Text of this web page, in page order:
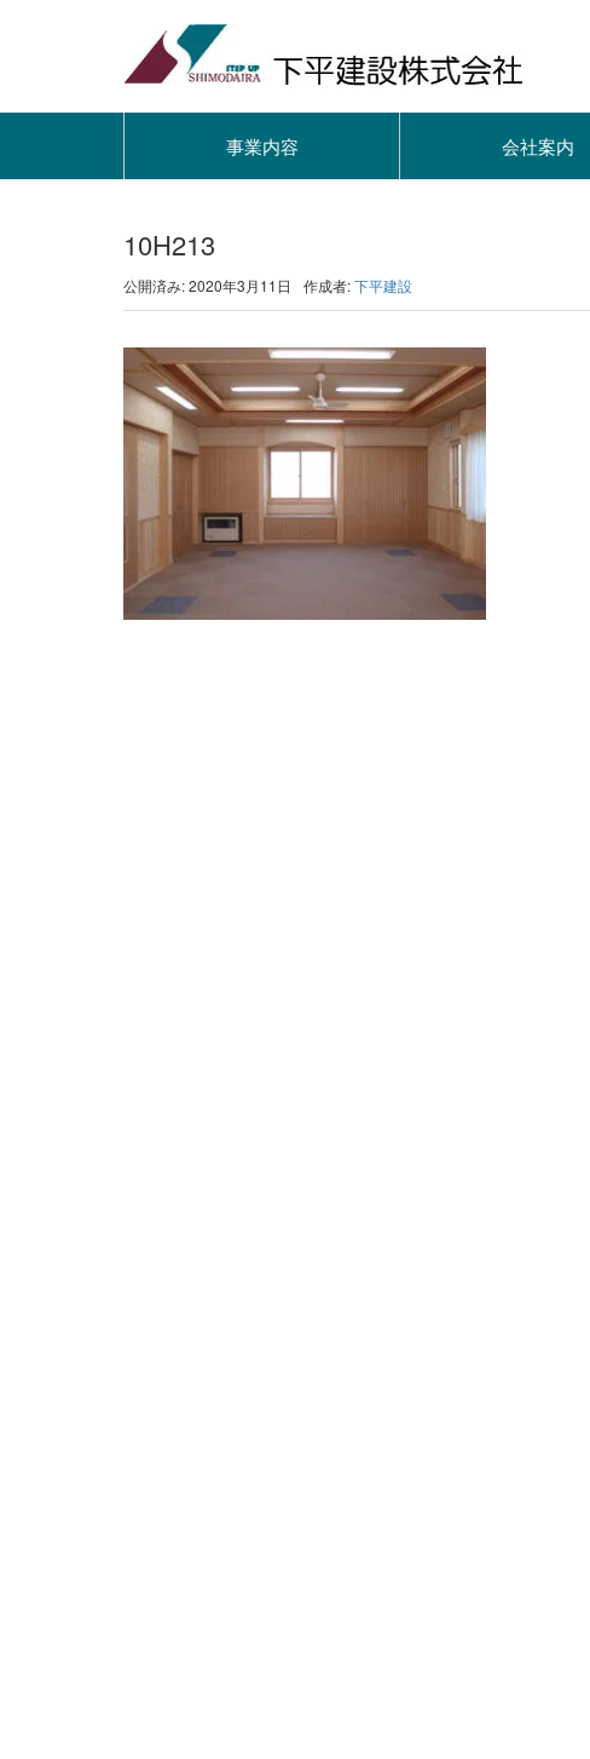
事業内容 会社案内
10H213
公開済み: 2020年3月11日 作成者:下平建設